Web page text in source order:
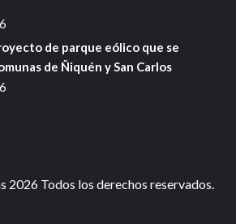
de parque eólico que se
de Ñiquén y San Carlos